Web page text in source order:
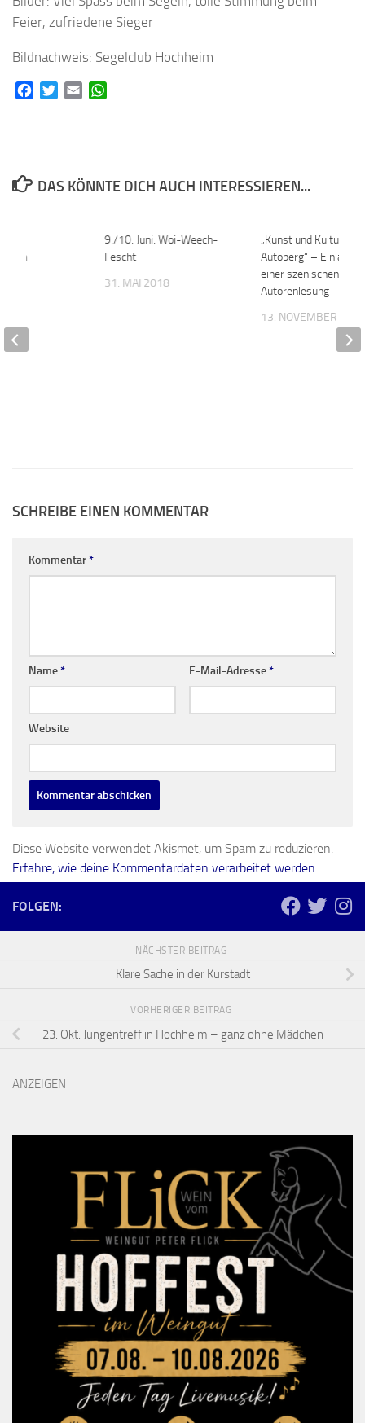
Feier, zufriedene Sieger
Bildnachweis: Segelclub Hochheim
FacebookTwitterEmail
DAS KÖNNTE DICH AUCH INTERESSIEREN...
9./10. Juni: Woi-Weech-
Fescht
31. MAI 2018
„Kunst und Kultur am
Autoberg“ –
einer szenischen
Autorenlesung
13. NOVEMBER
SCHREIBE EINEN KOMMENTAR
Kommentar*
Name* E-Mail-Adresse*
Website
Diese Website verwendet Akismet, um Spam zu reduzieren.
Erfahre, wie deine Kommentardaten verarbeitet werden.
FOLGEN:
NÄCHSTER BEITRAG
Klare Sache in der Kurstadt
VORHERIGER BEITRAG
23. Okt: Jungentreff in Hochheim – ganz ohne Mädchen
ANZEIGEN